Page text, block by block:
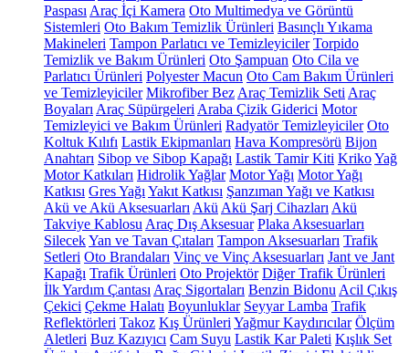
Paspası Araç İçi Kamera Oto Multimedya ve Görüntü
Sistemleri Oto Bakım Temizlik Ürünleri Basınçlı Yıkama
Makineleri Tampon Parlatıcı ve Temizleyiciler Torpido
Temizlik ve Bakım Ürünleri Oto Şampuan Oto Cila ve
Parlatıcı Ürünleri Polyester Macun Oto Cam Bakım Ürünleri
ve Temizleyiciler Mikrofiber Bez Araç Temizlik Seti Araç
Boyaları Araç Süpürgeleri Araba Çizik Giderici Motor
Temizleyici ve Bakım Ürünleri Radyatör Temizleyiciler Oto
Koltuk Kılıfı Lastik Ekipmanları Hava Kompresörü Bijon
Anahtarı Sibop ve Sibop Kapağı Lastik Tamir Kiti KrikoYağ
Motor Katkıları Hidrolik Yağlar Motor Yağı Motor Yağı
Katkısı Gres Yağı Yakıt Katkısı Şanzıman Yağı ve Katkısı
Akü ve Akü Aksesuarları Akü Akü Şarj Cihazları Akü
Takviye Kablosu Araç Dış Aksesuar Plaka Aksesuarları
SilecekYan ve Tavan Çıtaları Tampon Aksesuarları Trafik
Setleri Oto Brandaları Vinç ve Vinç Aksesuarları Jant ve Jant
Kapağı Trafik Ürünleri Oto Projektör Diğer Trafik Ürünleri
İlk Yardım Çantası Araç Sigortaları Benzin Bidonu Acil Çıkış
Çekici Çekme Halatı Boyunluklar Seyyar Lamba Trafik
Reflektörleri Takoz Kış Ürünleri Yağmur Kaydırıcılar Ölçüm
Aletleri Buz Kazıyıcı Cam Suyu Lastik Kar Paleti Kışlık Set